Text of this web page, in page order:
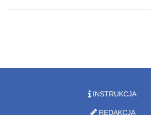
INSTRUKCJA
REDAKCJA